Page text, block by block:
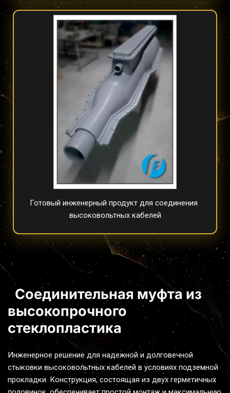
Готовый инженерный продукт для соединения
высоковольтных кабелей
Соединительная муфта из
высокопрочного
стеклопластика
Инженерное решение для надежной и долговечной
стыковки высоковольтных кабелей в условиях подземной
прокладки. Конструкция, состоящая из двух герметичных